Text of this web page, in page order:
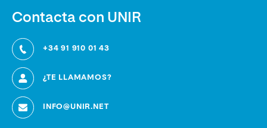
Contacta con UNIR
+34 91 910 01 43
¿TE LLAMAMOS?
INFO@UNIR.NET